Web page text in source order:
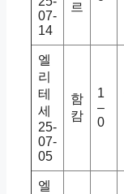
07-
14
르
엘
리
테
세
25-
07-
05
함
캄
1
–
0
엘